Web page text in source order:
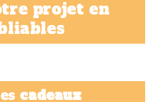
projet en
cadeaux